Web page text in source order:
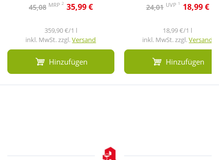
45,08 MRP 2 35,99 €
359,90 €/1 l
inkl. MwSt. zzgl.Versand
Hinzufügen
24,01 UVP 1 18,99 €
18,99 €/1 l
inkl. MwSt. zzgl.Versand
Hinzufügen